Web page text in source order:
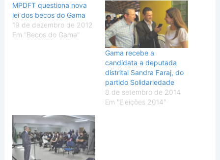
MPDFT questiona nova
lei dos becos do Gama
19 de dezembro de 2012
Em "Becos do Gama"
Gama recebe a
candidata a deputada
distrital Sandra Faraj, do
partido Solidariedade
8 de setembro de 2014
Em "Eleições 2014"